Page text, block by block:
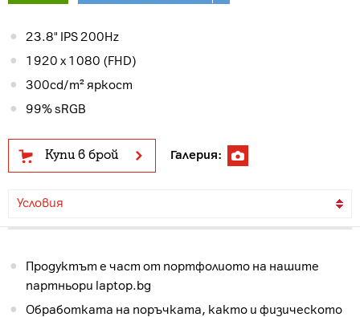
23.8" IPS 200Hz
1920 x 1080 (FHD)
300cd/m² яркост
99% sRGB
Купи в брой Галерия:
Условия
Продуктът е част от портфолиото на нашите
партньори laptop.bg
Обработката на поръчката, както и физическото